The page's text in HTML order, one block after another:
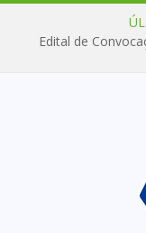
Edital de